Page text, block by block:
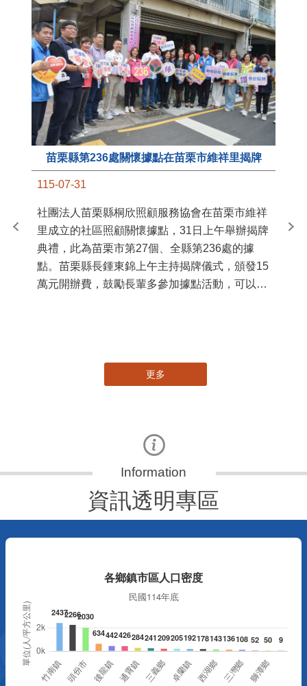
苗栗縣第236處關懷據點在苗栗市維祥里揭牌
115-07-31
社團法人苗栗縣桐欣照顧服務協會在苗栗市維祥
里成立的社區照顧關懷據點，31日上午舉辦揭牌
典禮，此為苗栗市第27個、全縣第236處的據
點。苗栗縣長鍾東錦上午主持揭牌儀式，頒發15
萬元開辦費，鼓勵長輩多參加據點活動，可以更
苗
更多
資訊透明專區